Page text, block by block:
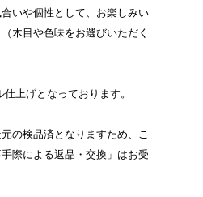
いや個性として、お楽しみい
木目や色味をお選びいただく
上げとなっております。
の検品済となりますため、こ
際による返品・交換」はお受